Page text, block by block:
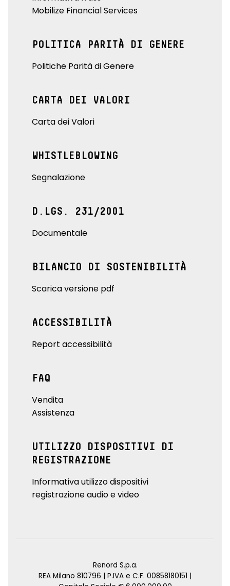
Mobilize Financial Services
POLITICA PARITÀ DI GENERE
Politiche Parità di Genere
CARTA DEI VALORI
Carta dei Valori
WHISTLEBLOWING
Segnalazione
D.LGS. 231/2001
Documentale
BILANCIO DI SOSTENIBILITÀ
Scarica versione pdf
ACCESSIBILITÀ
Report accessibilità
FAQ
Vendita
Assistenza
UTILIZZO DISPOSITIVI DI
REGISTRAZIONE
Informativa utilizzo dispositivi
registrazione audio e video
Renord S.p.a.
REA Milano 810796 | P.IVA e C.F. 00858180151 |